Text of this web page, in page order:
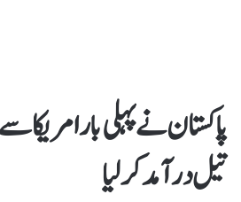
تیل درآمدکرلیا